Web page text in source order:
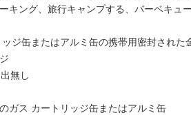
キング、旅行キャンプする、バーベキュ
ジ缶またはアルミ缶の携帯用密封された
無し
ガス カートリッジ缶またはアルミ缶